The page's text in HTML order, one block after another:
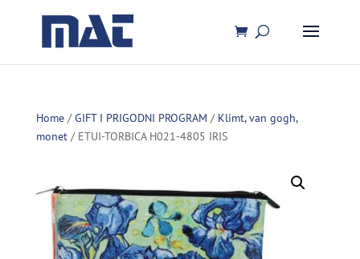
Home/GIFT I PRIGODNI PROGRAM / Klimt, van gogh,
monet/ ETUI-TORBICA H021-4805 IRIS